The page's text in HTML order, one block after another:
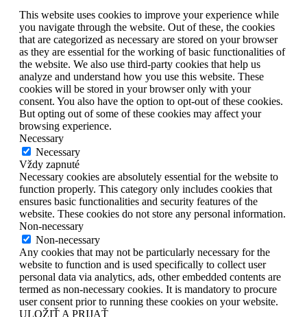
This website uses cookies to improve your experience while
you navigate through the website. Out of these, the cookies
that are categorized as necessary are stored on your browser
as they are essential for the working of basic functionalities of
the website. We also use third-party cookies that help us
analyze and understand how you use this website. These
cookies will be stored in your browser only with your
consent. You also have the option to opt-out of these cookies.
But opting out of some of these cookies may affect your
browsing experience.
Necessary
Necessary
Vždy zapnuté
Necessary cookies are absolutely essential for the website to
function properly. This category only includes cookies that
ensures basic functionalities and security features of the
website. These cookies do not store any personal information.
Non-necessary
Non-necessary
Any cookies that may not be particularly necessary for the
website to function and is used specifically to collect user
personal data via analytics, ads, other embedded contents are
termed as non-necessary cookies. It is mandatory to procure
user consent prior to running these cookies on your website.
ULOŽIŤ A PRIJAŤ